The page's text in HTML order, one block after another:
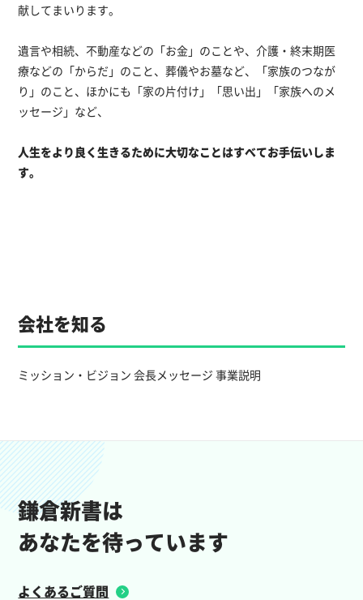
献してまいります。
遺言や相続、不動産などの「お金」のことや、介護・終末期医
療などの「からだ」のこと、葬儀やお墓など、「家族のつなが
り」のこと、ほかにも「家の片付け」「思い出」「家族へのメ
ッセージ」など、
人生をより良く生きるために大切なことはすべてお手伝いしま
す。
会社を知る
ミッション・ビジョン 会長メッセージ 事業説明
鎌倉新書は
あなたを待っています
よくあるご質問